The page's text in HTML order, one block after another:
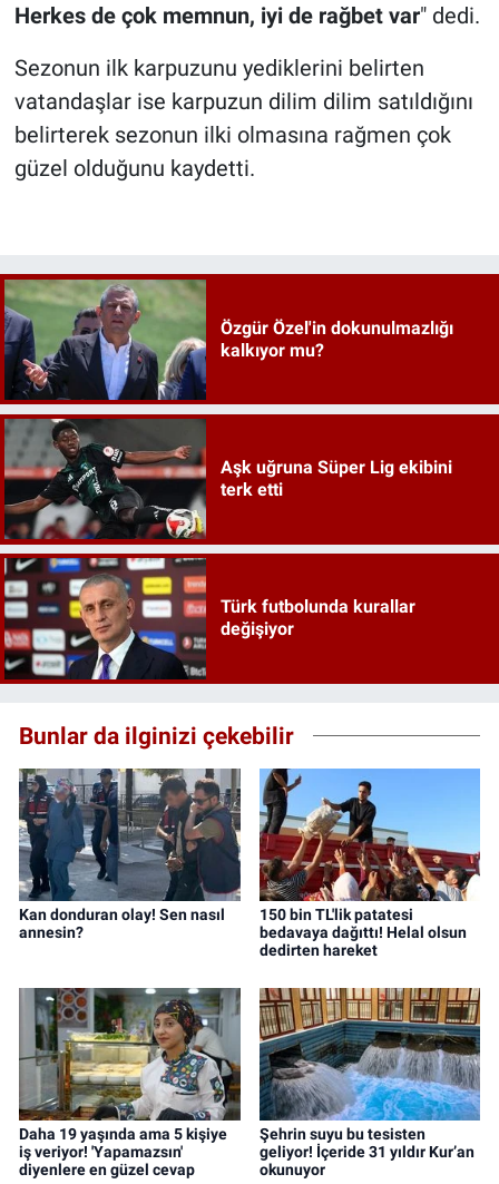
Herkes de çok memnun, iyi de rağbet var" dedi.
Sezonun ilk karpuzunu yediklerini belirten
vatandaşlar ise karpuzun dilim dilim satıldığını
belirterek sezonun ilki olmasına rağmen çok
güzel olduğunu kaydetti.
Özgür Özel'in dokunulmazlığı
kalkıyor mu?
Aşk uğruna Süper Lig ekibini
terk etti
Türk futbolunda kurallar
değişiyor
Bunlar da ilginizi çekebilir
Kan donduran olay! Sen nasıl
annesin?
150 bin TL'lik patatesi
bedavaya dağıttı! Helal olsun
dedirten hareket
Daha 19 yaşında ama 5 kişiye
iş veriyor! 'Yapamazsın'
diyenlere en güzel cevap
Şehrin suyu bu tesisten
geliyor! İçeride 31 yıldır Kur’an
okunuyor